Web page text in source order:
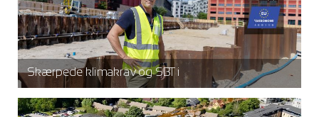
Skærpede klimakrav og SBTi